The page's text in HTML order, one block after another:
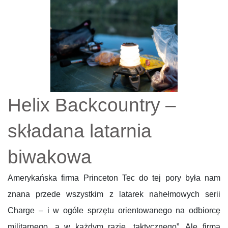
Helix Backcountry –
składana latarnia
biwakowa
Amerykańska firma Princeton Tec do tej pory była nam
znana przede wszystkim z latarek nahełmowych serii
Charge – i w ogóle sprzętu orientowanego na odbiorcę